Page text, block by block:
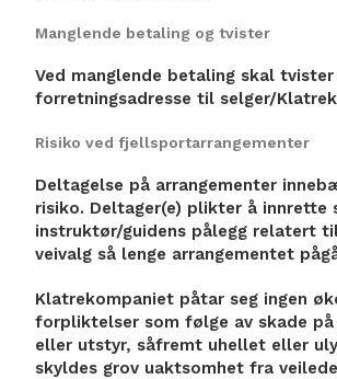
Manglende betaling og tvister
Ved manglende betaling skal
forretningsadresse til selger/
Risiko ved fjellsportarrangementer
Deltagelse på arrangementer
risiko. Deltager(e) plikter å innrette
instruktør/guidens pålegg relatert
veivalg så lenge arrangementet
Klatrekompaniet påtar seg ingen
forpliktelser som følge av skade på
eller utstyr, såfremt uhellet eller
skyldes grov uaktsomhet fra